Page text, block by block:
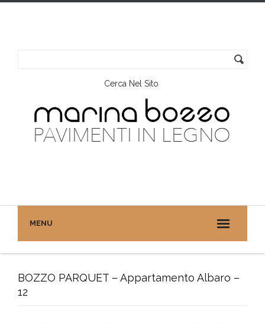
Cerca Nel Sito
MENU
BOZZO PARQUET – Appartamento Albaro –
12